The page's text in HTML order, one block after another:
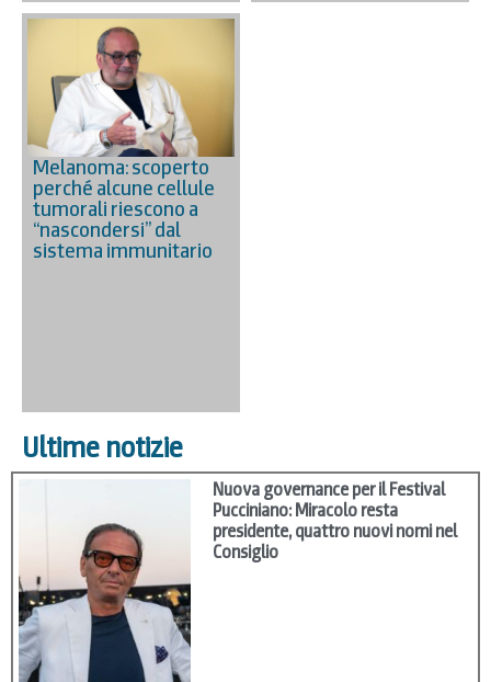
Melanoma: scoperto
perché alcune cellule
tumorali riescono a
“nascondersi” dal
sistema immunitario
Ultime notizie
Nuova governance per il Festival
Pucciniano: Miracolo resta
presidente, quattro nuovi nomi nel
Consiglio